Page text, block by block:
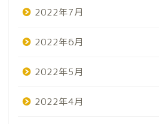
2022年7月
2022年6月
2022年5月
2022年4月